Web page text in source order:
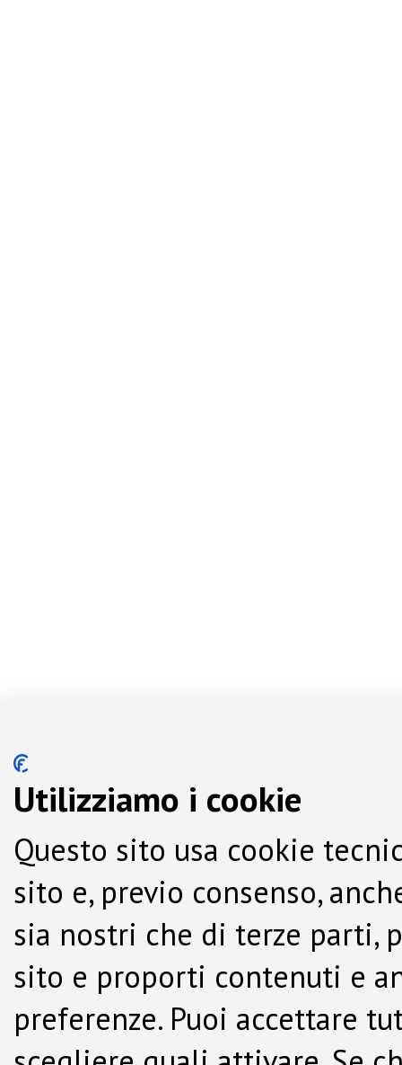
Utilizziamo i cookie
Questo sito usa cookie
sito e, previo consenso,
sia nostri che di terze parti,
sito e proporti contenuti e
preferenze. Puoi accettare